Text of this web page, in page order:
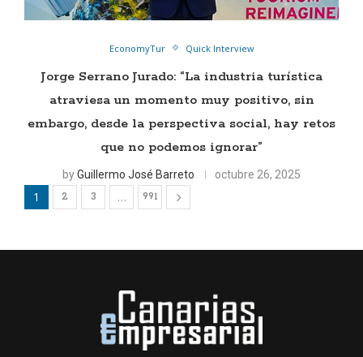
EconomyTur Quick Interview
Jorge Serrano Jurado: “La industria turística
atraviesa un momento muy positivo, sin
embargo, desde la perspectiva social, hay retos
que no podemos ignorar”
byGuillermo José Barreto octubre 26, 2025
1 2 3 … 991